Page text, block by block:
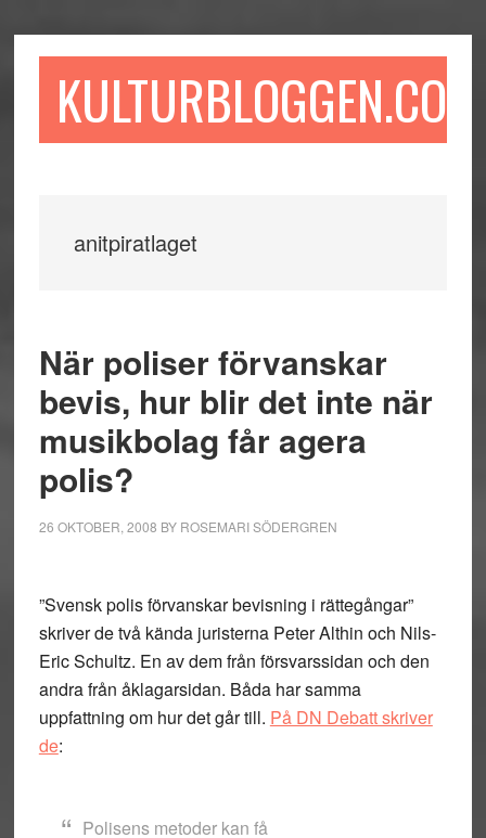
till
till
sidofältet
till
KULTURBLOGGEN.COM
anitpiratlaget
När poliser förvanskar
bevis, hur blir det inte när
musikbolag får agera
polis?
26 OKTOBER, 2008 BY ROSEMARI SÖDERGREN
”Svensk polis förvanskar bevisning i rättegångar”
skriver de två kända juristerna Peter Althin och Nils-
Eric Schultz. En av dem från försvarssidan och den
andra från åklagarsidan. Båda har samma
uppfattning om hur det går till. På DN Debatt skriver
de:
Polisens metoder kan få